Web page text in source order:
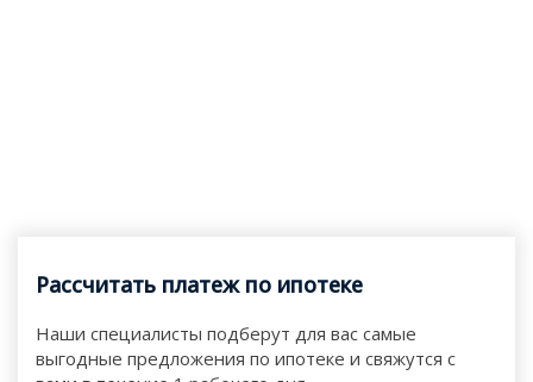
Рассчитать платеж по ипотеке
Наши специалисты подберут для вас самые
выгодные предложения по ипотеке и свяжутся с